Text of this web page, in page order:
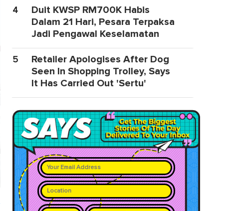
4
Duit KWSP RM700K Habis
Dalam 21 Hari, Pesara Terpaksa
Jadi Pengawal Keselamatan
5
Retailer Apologises After Dog
Seen In Shopping Trolley, Says
It Has Carried Out 'Sertu'